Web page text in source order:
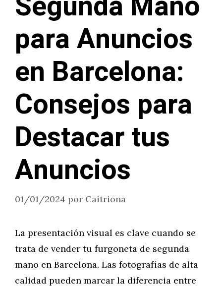
para Anuncios
en Barcelona:
Consejos para
Destacar tus
Anuncios
01/01/2024 por Caitriona
La presentación visual es clave cuando se
trata de vender tu furgoneta de segunda
mano en Barcelona. Las fotografías de alta
calidad pueden marcar la diferencia entre